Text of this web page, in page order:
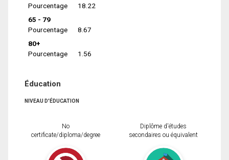
Pourcentage
18.22
65 - 79
Pourcentage
8.67
80+
Pourcentage
1.56
Éducation
NIVEAU D'ÉDUCATION
No
certificate/diploma/degree
Diplôme d'études
secondaires ou équivalent